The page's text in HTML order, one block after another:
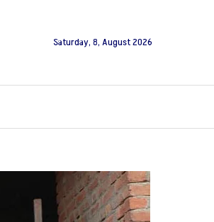
Saturday, 8, August 2026